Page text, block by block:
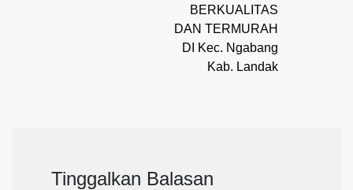
BERKUALITAS
DAN TERMURAH
DI Kec. Ngabang
Kab. Landak
Tinggalkan Balasan